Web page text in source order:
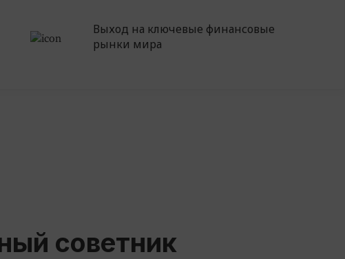
Выход на ключевые финансовые
рынки мира
советник